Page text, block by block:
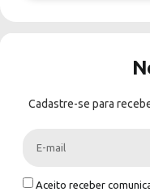
Cadastre-se para
Aceito receber